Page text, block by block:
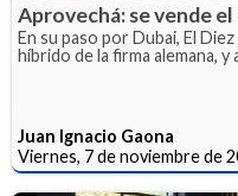
Aprovechá: se vende
En su paso por Dubai, El
híbrido de la firma alemana,
Juan Ignacio Gaona
Viernes, 7 de noviembre de